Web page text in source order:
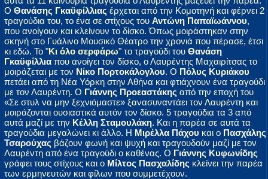
Ο Θανάσης Γκαϋφίλλιας έρχεται από την Κομοτηνή και φέρνει 2
τραγούδια του, το ένα σε στίχους του Αντώνη Παπαϊωάννου,
που ανοίγουν και κλείνουν το δίσκο. Όπως μοιράστηκαν στην
σκηνή στο Γυάλινο Μουσικό Θέατρο την χρονιά που πέρασε, έτσι
κι εδώ. Το "Κι όλο σερφάρω" το τραγούδι του Θανάση
Γκαϋφίλλια που ανοίγει τον δίσκο, ο Λαυρέντης Μαχαιρίτσας το
μοιράζεται με τον Νίκο Πορτοκάλογλου. Ο Πόλυς Κυριάκου
πετάει από τη Νέα Υόρκη στην Αθήνα και φτιάχνουν ένα τραγούδι
με τον Λαυρέντη. Ο Γιάννης Προεαστάκης από την εποχή του
«Σε στυλ να μην ξεχνιόμαστε» ξανασυναντάει τον Λαυρέντη και
μοιράζονται ουσιαστικά αυτόν τον δίσκο. 5 τραγούδια τα 3 από
αυτά μαζί με την Κέλλη Σταμουλάκη. Και η παρέα σε αυτά τα
τραγούδια μεγαλώνει κι άλλο. Η Μιρέλλα Πάχου και ο Πασχάλης
Τσαρούχας βάζουν φωνή και ψυχή και τραγουδούν μαζί με τον
Λαυρέντη από ένα τραγούδι ο καθένας. Ο Γιάννης Κυφωνίδης
γράφει τους στίχους και ο Μίλτος Πασχαλίδης κλείνει την παρέα
των ερμηνευτών και φίλων που συμμετέχουν.